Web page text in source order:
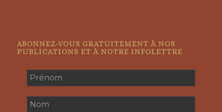
ABONNEZ-VOUS GRATUITEMENT À NOS
PUBLICATIONS ET À NOTRE INFOLETTRE